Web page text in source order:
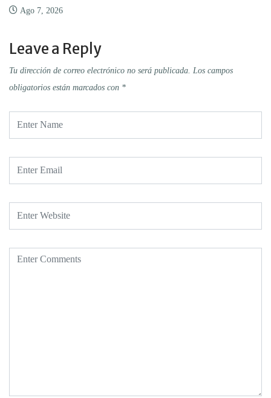
Ago 7, 2026
Leave a Reply
Tu dirección de correo electrónico no será publicada. Los campos
obligatorios están marcados con *